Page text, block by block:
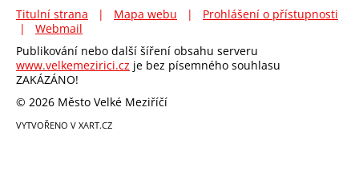
Titulní strana | Mapa webu | Prohlášení o přístupnosti
| Webmail
Publikování nebo další šíření obsahu serveru
www.velkemezirici.cz je bez písemného souhlasu
ZAKÁZÁNO!
© 2026 Město Velké Meziříčí
VYTVOŘENO V XART.CZ